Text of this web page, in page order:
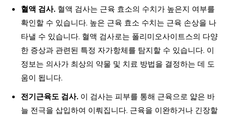
혈액 검사. 혈액 검사는 근육 효소의 수치가 높은지 여부를
확인할 수 있습니다. 높은 근육 효소 수치는 근육 손상을 나
타낼 수 있습니다. 혈액 검사로는 폴리미오사이트스의 다양
한 증상과 관련된 특정 자가항체를 탐지할 수 있습니다. 이
정보는 의사가 최상의 약물 및 치료 방법을 결정하는 데 도
움이 됩니다.
전기근육도 검사. 이 검사는 피부를 통해 근육으로 얇은 바
늘 전극을 삽입하여 이뤄집니다. 근육을 이완하거나 긴장할